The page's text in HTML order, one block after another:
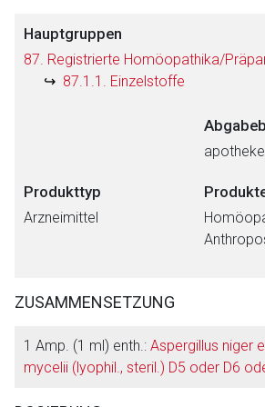
Hauptgruppen
87. Registrierte Homöopathika/
87.1.1. Einzelstoffe
Produkttyp
Arzneimittel
ZUSAMMENSETZUNG
1 Amp. (1 ml) enth.: Aspergillus niger
mycelii (lyophil., steril.) D5 oder D6